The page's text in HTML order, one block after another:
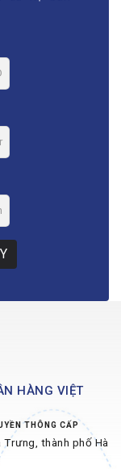
HÀNG VIỆT
THÔNG CẤP
thành phố Hà